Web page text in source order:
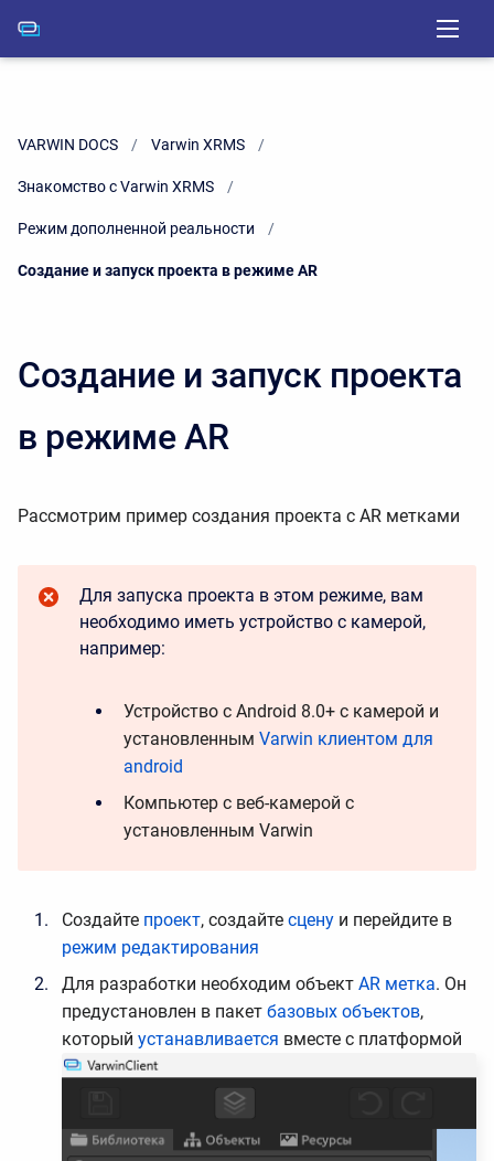
VARWIN DOCS Varwin XRMS
Знакомство с Varwin XRMS
Режим дополненной реальности
Current:
Создание и запуск проекта в режиме AR
Создание и запуск проекта
в режиме AR
Рассмотрим пример создания проекта с AR метками
Для запуска проекта в этом режиме, вам
необходимо иметь устройство с камерой,
например:
Устройство с Android 8.0+ с камерой и
установленным Varwin клиентом для
android
Компьютер с веб-камерой с
установленным Varwin
Создайте проект, создайте сцену и перейдите в
режим редактирования
Для разработки необходим объект AR метка. Он
предустановлен в пакет базовых объектов,
который устанавливается вместе с платформой